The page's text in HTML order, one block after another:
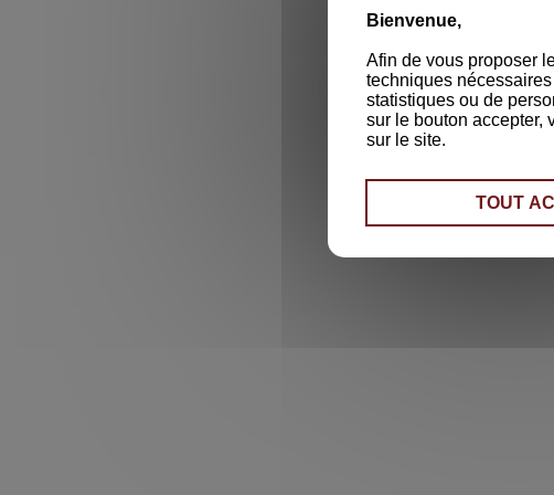
Bienvenue,
Afin de vous proposer
techniques
statistiques ou de
sur le bouton accepter,
sur le site.
TOUT